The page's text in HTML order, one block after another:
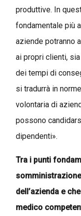
produttive. In
fondamentale più
aziende potranno
ai propri clienti,
dei tempi di
si tradurrà in
volontaria di
possono
dipendenti».
Tra i punti
dell’azienda e
medico